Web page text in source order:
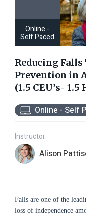
calidad de vida de las
Online -
Self Paced
Reducing
Prevention in
(1.5 CEU’s- 1.5
Online - Self
Instructor:
Alison
Falls are one of the
loss of independence